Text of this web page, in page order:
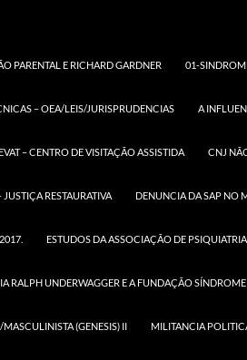
PARENTAL E RICHARD GARDNER 01-
– OEA/LEIS/JURISPRUDENCIAS A
– CENTRO DE VISITAÇÃO ASSISTIDA CNJ
RESTAURATIVA DENUNCIA DA SAP NO
ESTUDOS DA ASSOCIAÇÃO DE
RALPH UNDERWAGGER E A FUNDAÇÃO
(GENESIS) II MILITANCIA
CONGRESSO
BRASILEIRO